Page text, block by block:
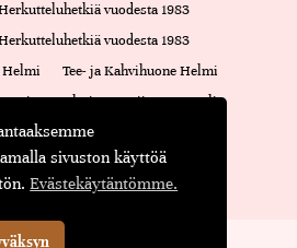
vuodesta 1983
vuodesta 1983
Helmi
Tee- ja Kahvihuone Helmi
Cajsan Helmi
Loviisan Kappeli
Cajsan Helmi
Maustettu tee Musta tee
sivuston käyttöä
Evästekäytäntömme.